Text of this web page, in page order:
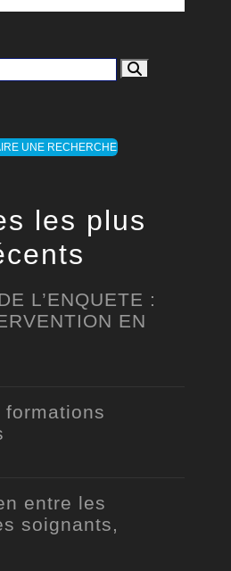
UNE RECHERCHE
les plus
L’ENQUETE :
EN
entre les
soignants,